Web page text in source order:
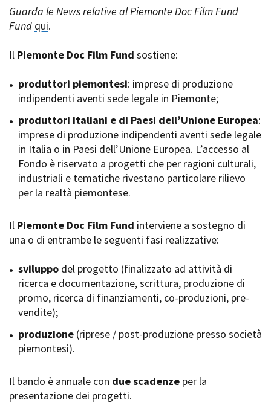
Spazi nella sede FCTP
Sala Casting
Sala Paolo Tenna
Piemonte Film Tv Fund
Piemonte Film Tv
Development Fund
Piemonte Doc Film Fund
Short Film Fund
PRODUCTION GUIDE
Società di produzione
Strutture di servizio
Attrici-Attori
Beginners
LOCATION GUIDE
FILM DATABASE
BOOK DATABASE
NEWS
CASTING
Festival de Cannes
Locarno Film Festival
Cinematografica Venezia
Toronto International Film
Festa del Cinema di Roma
Torino Film Festival
David di Donatello
Nastri d’Argento
Premio Solinas
Location - Accedi al tuo
profilo
Newsletter
Lavora con noi
Stage - Tirocini - Scuola e
Lavoro
per affidamento lavori in
economia
Guarda le News relative al Piemonte Doc Film Fund
Fund qui.
Il Piemonte Doc Film Fund sostiene:
produttori piemontesi: imprese di produzione
indipendenti aventi sede legale in Piemonte;
produttori italiani e di Paesi dell’Unione Europea:
imprese di produzione indipendenti aventi sede legale
in Italia o in Paesi dell’Unione Europea. L’accesso al
Fondo è riservato a progetti che per ragioni culturali,
industriali e tematiche rivestano particolare rilievo
per la realtà piemontese.
Il Piemonte Doc Film Fund interviene a sostegno di
una o di entrambe le seguenti fasi realizzative:
sviluppo del progetto (finalizzato ad attività di
ricerca e documentazione, scrittura, produzione di
promo, ricerca di finanziamenti, co-produzioni, pre-
vendite);
produzione (riprese / post-produzione presso società
piemontesi).
Il bando è annuale con due scadenze per la
presentazione dei progetti.